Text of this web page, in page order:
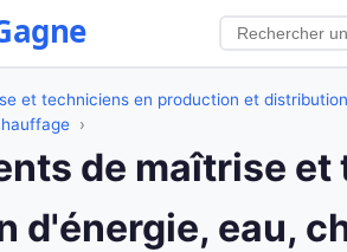
et techniciens en production et distribution
de maîtrise
d'énergie, eau,